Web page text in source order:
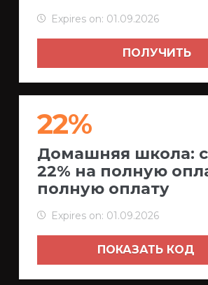
Expires on: 01.09.2026
ПОЛУЧИТЬ
22%
Домашняя школа:
22% на полную
полную оплату
Expires on: 01.09.2026
ПОКАЗАТЬ КОД